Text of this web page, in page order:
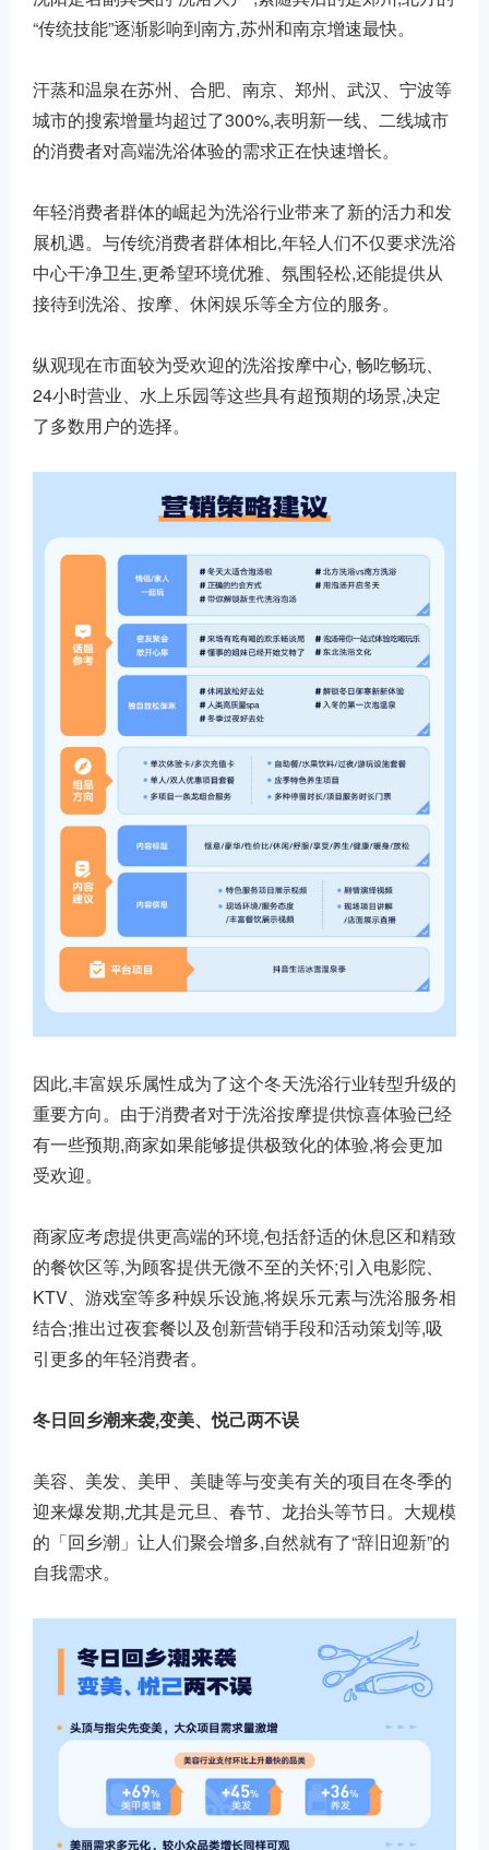
“传统技能”逐渐影响到南方,苏州和南京增速最快。
汗蒸和温泉在苏州、合肥、南京、郑州、武汉、宁波等
城市的搜索增量均超过了300%,表明新一线、二线城市
的消费者对高端洗浴体验的需求正在快速增长。
年轻消费者群体的崛起为洗浴行业带来了新的活力和发
展机遇。与传统消费者群体相比,年轻人们不仅要求洗浴
中心干净卫生,更希望环境优雅、氛围轻松,还能提供从
接待到洗浴、按摩、休闲娱乐等全方位的服务。
纵观现在市面较为受欢迎的洗浴按摩中心, 畅吃畅玩、
24小时营业、水上乐园等这些具有超预期的场景,决定
了多数用户的选择。
因此,丰富娱乐属性成为了这个冬天洗浴行业转型升级的
重要方向。由于消费者对于洗浴按摩提供惊喜体验已经
有一些预期,商家如果能够提供极致化的体验,将会更加
受欢迎。
商家应考虑提供更高端的环境,包括舒适的休息区和精致
的餐饮区等,为顾客提供无微不至的关怀;引入电影院、
KTV、游戏室等多种娱乐设施,将娱乐元素与洗浴服务相
结合;推出过夜套餐以及创新营销手段和活动策划等,吸
引更多的年轻消费者。
冬日回乡潮来袭,变美、悦己两不误
美容、美发、美甲、美睫等与变美有关的项目在冬季的
迎来爆发期,尤其是元旦、春节、龙抬头等节日。大规模
的「回乡潮」让人们聚会增多,自然就有了“辞旧迎新”的
自我需求。